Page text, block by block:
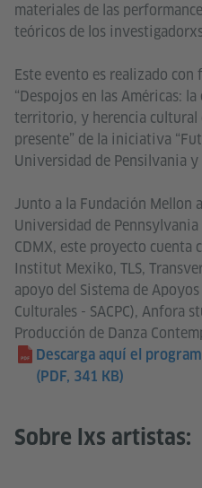
materiales de las
teóricos de los
Este evento es realizado
“Despojos en las Américas:
territorio, y herencia cultural
presente” de la iniciativa
Universidad de Pensilvania
Junto a la Fundación Mellon
Universidad de
CDMX, este proyecto cuenta
Institut Mexiko, TLS,
apoyo del Sistema de
Culturales - SACPC), Anfora
Producción de Danza
Descarga aquí el
(PDF, 341 KB)
Sobre lxs artistas: